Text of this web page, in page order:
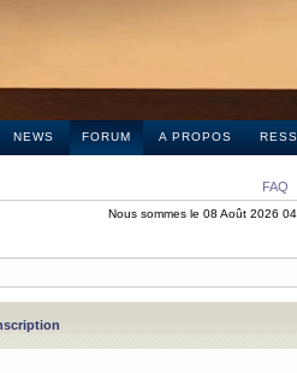
NEWS FORUM A PROPOS
FAQ
Nous sommes le 08 Août 2026